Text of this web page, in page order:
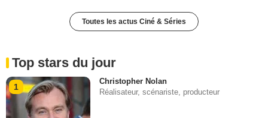
Toutes les actus Ciné & Séries
Top stars du jour
1
Christopher Nolan
Réalisateur, scénariste, producteur